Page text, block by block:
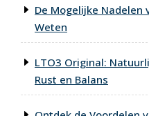
De Mogelijke Nadelen
Weten
LTO3 Original:
Rust en Balans